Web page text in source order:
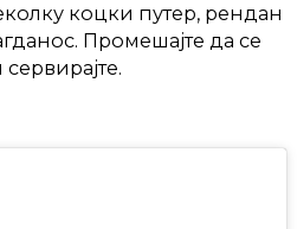
коцки путер, рендан
Промешајте да се